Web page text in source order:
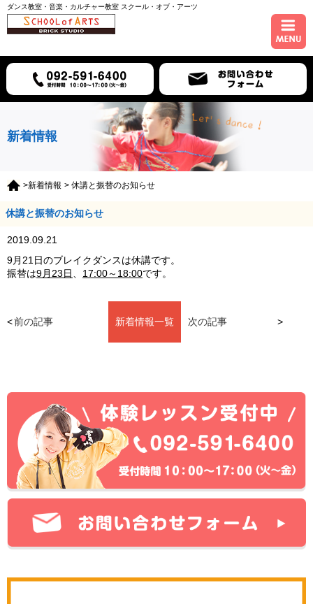
ダンス教室・音楽・カルチャー教室 スクール・オブ・アーツ
ホーム
コース紹介
スケジュール
講師紹介
入会について
新着情報
>新着情報 > 休講と振替のお知らせ
休講と振替のお知らせ
2019.09.21
9月21日のブレイクダンスは休講です。
振替は9月23日 17:00～18:00です。
前の記事 新着情報一覧 次の記事